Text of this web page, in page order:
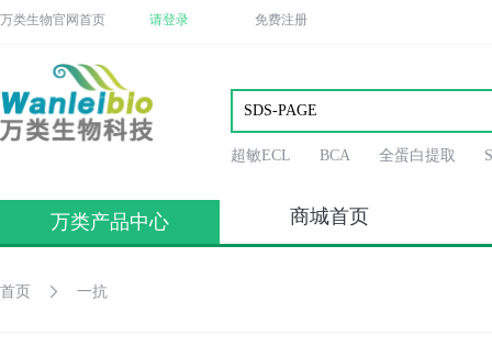
万类生物官网首页 请登录 免费注册
超敏ECL BCA 全蛋白提取
万类产品中心 商城首页
首页 一抗